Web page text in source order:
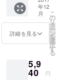
しくお願い
いたしま
す。
ている
ためお
得で
す！
年12
月
詳細を見る
こ
の
リ
タ
ー
ン
を
選
択
す
る
5,9
40 円